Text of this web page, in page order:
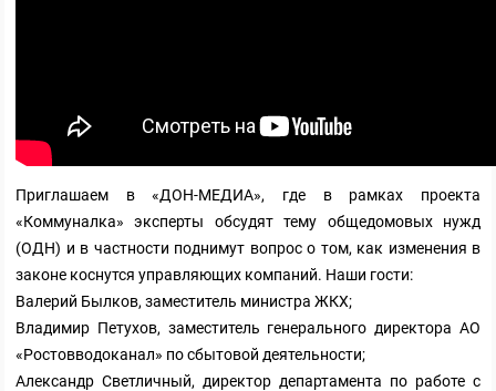
Приглашаем в «ДОН-МЕДИА», где в рамках проекта
«Коммуналка» эксперты обсудят тему общедомовых нужд
(ОДН) и в частности поднимут вопрос о том, как изменения в
законе коснутся управляющих компаний. Наши гости:
Валерий Былков, заместитель министра ЖКХ;
Владимир Петухов, заместитель генерального директора АО
«Ростовводоканал» по сбытовой деятельности;
Александр Светличный, директор департамента по работе с